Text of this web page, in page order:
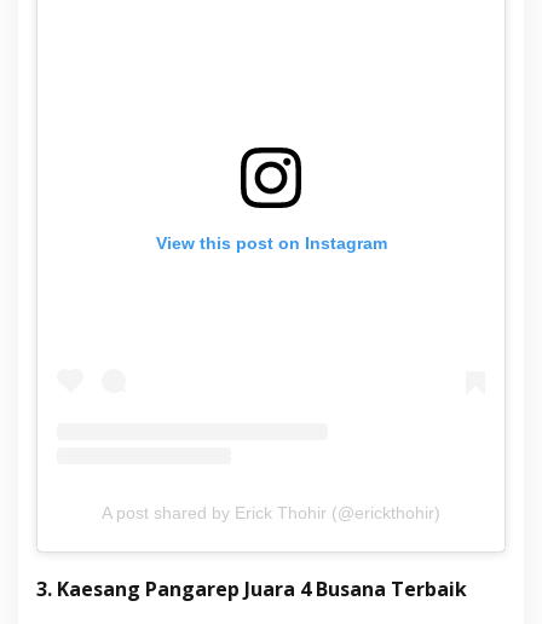
View this post on Instagram
A post shared by Erick Thohir (@erickthohir)
3. Kaesang Pangarep Juara 4 Busana Terbaik